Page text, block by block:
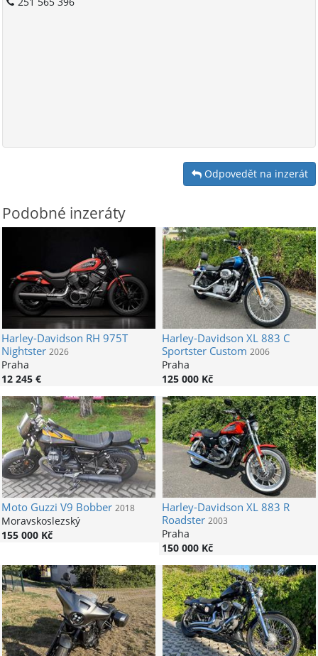
Odpovedět na inzerát
Podobné inzeráty
Harley-Davidson RH 975T
Nightster 2026
Praha
12 245 €
Harley-Davidson XL 883 C
Sportster Custom 2006
Praha
125 000 Kč
Moto Guzzi V9 Bobber 2018
Moravskoslezský
155 000 Kč
Harley-Davidson XL 883 R
Roadster 2003
Praha
150 000 Kč